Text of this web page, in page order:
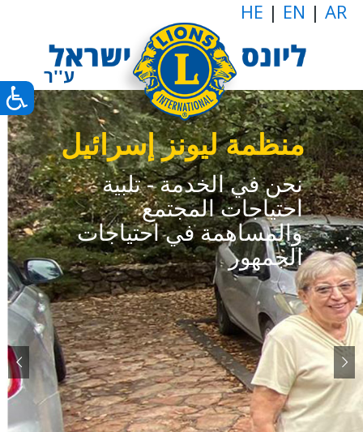
HE | EN | AR
منظمة عالمية تأسست في عام
1917،
في إسرائيل هناك 28 ناديًا نشطًا
منذ عام 1960
منظمة عالمية،
مهمة قومية